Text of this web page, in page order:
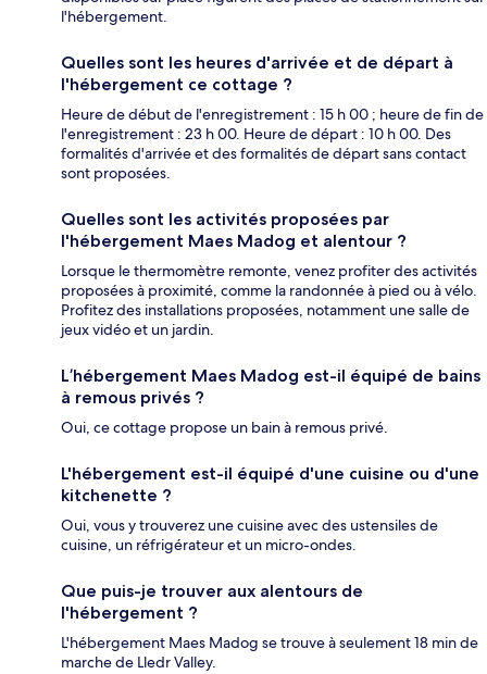
l'hébergement.
Quelles sont les heures d'arrivée et de départ à
l'hébergement ce cottage ?
Heure de début de l'enregistrement : 15 h 00 ; heure de fin de
l'enregistrement : 23 h 00. Heure de départ : 10 h 00. Des
formalités d'arrivée et des formalités de départ sans contact
sont proposées.
Quelles sont les activités proposées par
l'hébergement Maes Madog et alentour ?
Lorsque le thermomètre remonte, venez profiter des activités
proposées à proximité, comme la randonnée à pied ou à vélo.
Profitez des installations proposées, notamment une salle de
jeux vidéo et un jardin.
L’hébergement Maes Madog est-il équipé de bains
à remous privés ?
Oui, ce cottage propose un bain à remous privé.
L'hébergement est-il équipé d'une cuisine ou d'une
kitchenette ?
Oui, vous y trouverez une cuisine avec des ustensiles de
cuisine, un réfrigérateur et un micro-ondes.
Que puis-je trouver aux alentours de
l'hébergement ?
L'hébergement Maes Madog se trouve à seulement 18 min de
marche de Lledr Valley.